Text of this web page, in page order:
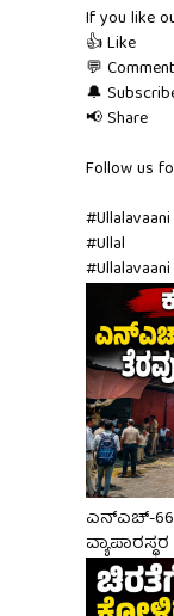
If you like
👍 Like
💬 Comment
🔔
📢 Share
Follow us
#Ullal
ಎನ್‌ಎಚ್-66